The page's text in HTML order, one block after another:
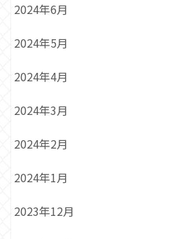
2024年6月
2024年5月
2024年4月
2024年3月
2024年2月
2024年1月
2023年12月